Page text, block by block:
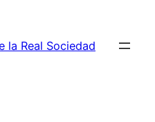
la Real Sociedad